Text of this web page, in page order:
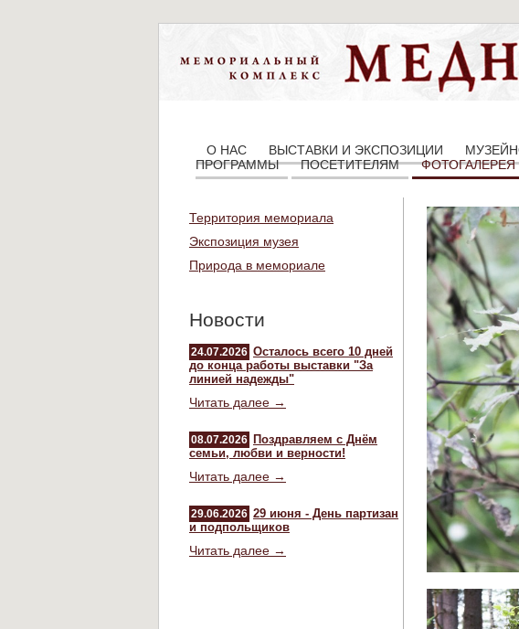
О НАС ВЫСТАВКИ И ЭКСПОЗИЦИИ
ПРОГРАММЫ
ПОСЕТИТЕЛЯМ ФОТОГАЛЕРЕЯ
Территория мемориала
Экспозиция музея
Природа в мемориале
Новости
24.07.2026 Осталось всего 10 дней
до конца работы выставки "За
линией надежды"
Читать далее →
08.07.2026 Поздравляем с Днём
семьи, любви и верности!
Читать далее →
29.06.2026 29 июня - День партизан
и подпольщиков
Читать далее →